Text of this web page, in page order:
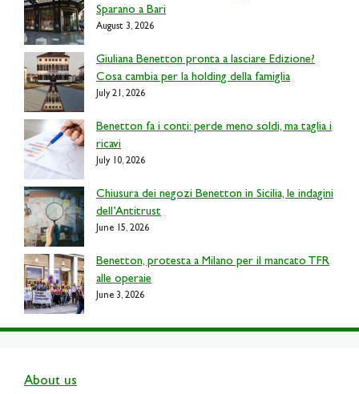
Sparano a Bari
August 3, 2026
Giuliana Benetton pronta a lasciare Edizione?
Cosa cambia per la holding della famiglia
July 21, 2026
Benetton fa i conti: perde meno soldi, ma taglia i
ricavi
July 10, 2026
Chiusura dei negozi Benetton in Sicilia, le indagini
dell’Antitrust
June 15, 2026
Benetton, protesta a Milano per il mancato TFR
alle operaie
June 3, 2026
About us